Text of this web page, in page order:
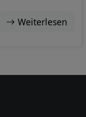
Weiterlesen